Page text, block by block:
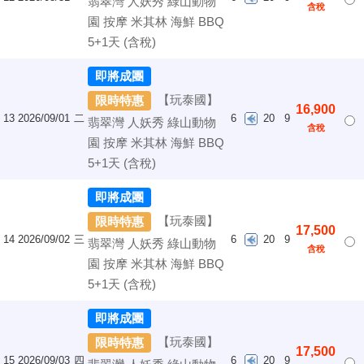
園 按摩 米其林 海鮮 BBQ
5+1天 (含稅)
含稅
13 2026/09/01 二
即將成團
限時特惠
【玩泰國】
翡翠灣 人妖秀 綠山動物
園 按摩 米其林 海鮮 BBQ
5+1天 (含稅)
6 20 9
16,900
含稅
14 2026/09/02 三
即將成團
限時特惠
【玩泰國】
翡翠灣 人妖秀 綠山動物
園 按摩 米其林 海鮮 BBQ
5+1天 (含稅)
6 20 9
17,500
含稅
15 2026/09/03 四
即將成團
限時特惠
【玩泰國】
6 20 9
17,500